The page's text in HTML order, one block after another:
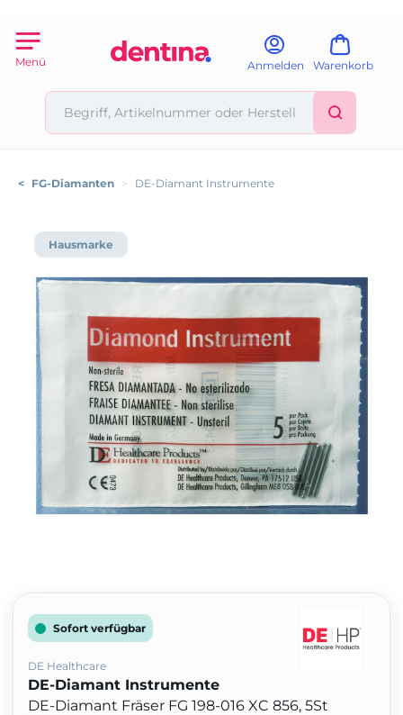
Menü Anmelden Warenkorb
< FG-Diamanten > DE-Diamant Instrumente
Hausmarke
Sofort verfügbar
DE Healthcare
DE-Diamant Instrumente
DE-Diamant Fräser FG 198-016 XC 856, 5St